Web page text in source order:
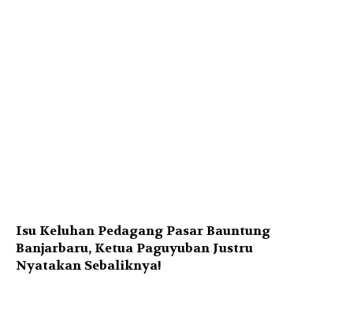
Isu Keluhan Pedagang Pasar Bauntung
Banjarbaru, Ketua Paguyuban Justru
Nyatakan Sebaliknya!